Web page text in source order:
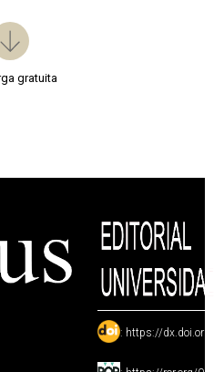
gratuita
: https://